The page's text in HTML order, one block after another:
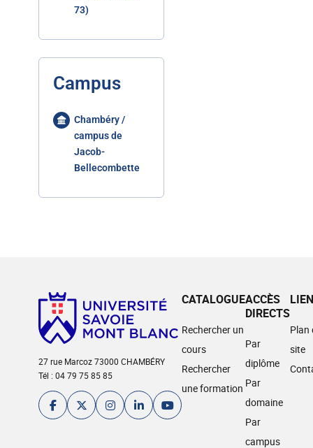
73)
Campus
Chambéry /
campus de
Jacob-
Bellecombette
27 rue Marcoz 73000 CHAMBÉRY
Tél : 04 79 75 85 85
CATALOGUE
Rechercher un
cours
Rechercher
une formation
ACCÈS
DIRECTS
Par
diplôme
Par
domaine
Par
campus
Plan
site